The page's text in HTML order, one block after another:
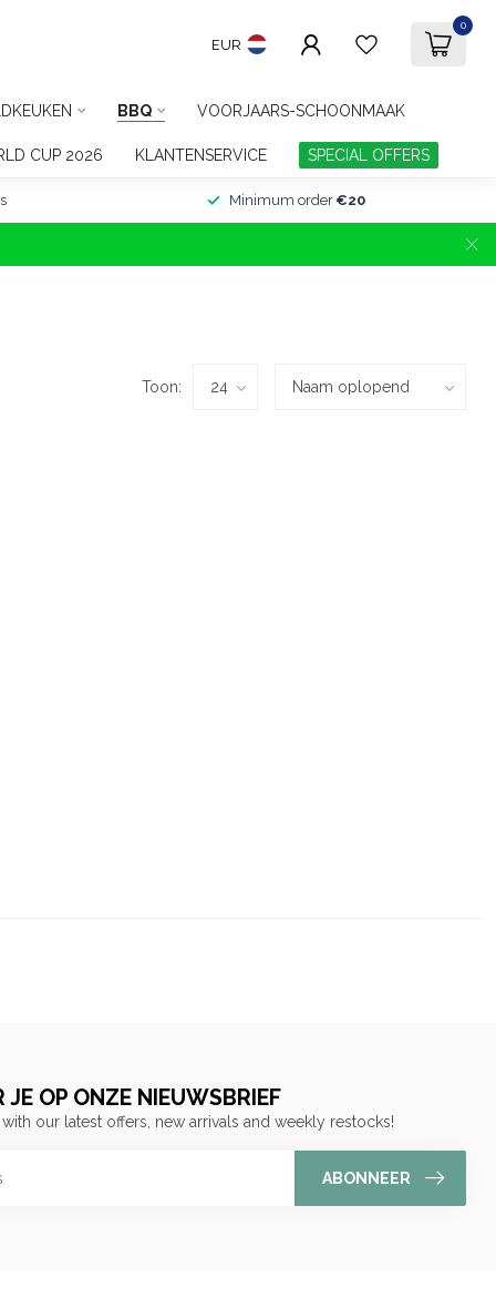
EUR
0
BBQ VOORJAARS-SCHOONMAAK
CUP 2026 KLANTENSERVICE SPECIAL OFFERS
Minimum order €20
Toon:
JE OP ONZE NIEUWSBRIEF
our latest offers, new arrivals and weekly restocks!
ABONNEER